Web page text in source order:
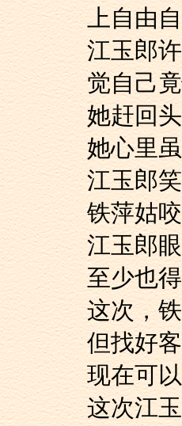
上自由
江
觉自己
她
她
江
铁
江
至少也
这次
但
现在可
这